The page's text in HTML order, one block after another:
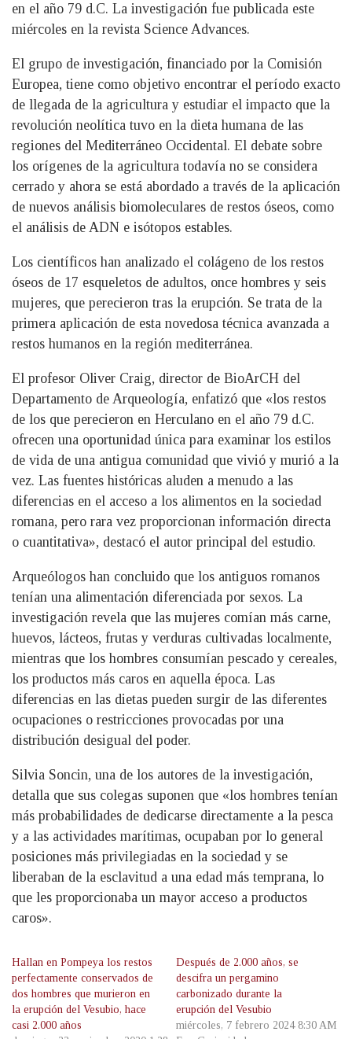
en el año 79 d.C. La investigación fue publicada este
miércoles en la revista Science Advances.
El grupo de investigación, financiado por la Comisión
Europea, tiene como objetivo encontrar el período exacto
de llegada de la agricultura y estudiar el impacto que la
revolución neolítica tuvo en la dieta humana de las
regiones del Mediterráneo Occidental. El debate sobre
los orígenes de la agricultura todavía no se considera
cerrado y ahora se está abordado a través de la aplicación
de nuevos análisis biomoleculares de restos óseos, como
el análisis de ADN e isótopos estables.
Los científicos han analizado el colágeno de los restos
óseos de 17 esqueletos de adultos, once hombres y seis
mujeres, que perecieron tras la erupción. Se trata de la
primera aplicación de esta novedosa técnica avanzada a
restos humanos en la región mediterránea.
El profesor Oliver Craig, director de BioArCH del
Departamento de Arqueología, enfatizó que «los restos
de los que perecieron en Herculano en el año 79 d.C.
ofrecen una oportunidad única para examinar los estilos
de vida de una antigua comunidad que vivió y murió a la
vez. Las fuentes históricas aluden a menudo a las
diferencias en el acceso a los alimentos en la sociedad
romana, pero rara vez proporcionan información directa
o cuantitativa», destacó el autor principal del estudio.
Arqueólogos han concluido que los antiguos romanos
tenían una alimentación diferenciada por sexos. La
investigación revela que las mujeres comían más carne,
huevos, lácteos, frutas y verduras cultivadas localmente,
mientras que los hombres consumían pescado y cereales,
los productos más caros en aquella época. Las
diferencias en las dietas pueden surgir de las diferentes
ocupaciones o restricciones provocadas por una
distribución desigual del poder.
Silvia Soncin, una de los autores de la investigación,
detalla que sus colegas suponen que «los hombres tenían
más probabilidades de dedicarse directamente a la pesca
y a las actividades marítimas, ocupaban por lo general
posiciones más privilegiadas en la sociedad y se
liberaban de la esclavitud a una edad más temprana, lo
que les proporcionaba un mayor acceso a productos
caros».
Hallan en Pompeya los restos
perfectamente conservados de
dos hombres que murieron en
la erupción del Vesubio, hace
casi 2.000 años
Después de 2.000 años, se
descifra un pergamino
carbonizado durante la
erupción del Vesubio
miércoles, 7 febrero 2024 8:30 AM